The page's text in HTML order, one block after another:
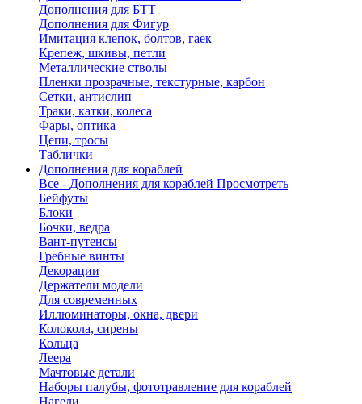
Дополнения для БТТ
Дополнения для Фигур
Имитация клепок, болтов, гаек
Крепеж, шкивы, петли
Металлические стволы
Пленки прозрачные, текстурные, карбон
Сетки, антислип
Траки, катки, колеса
Фары, оптика
Цепи, тросы
Таблички
Дополнения для кораблей
Все - Дополнения для кораблей Просмотреть
Бейфуты
Блоки
Бочки, ведра
Вант-путенсы
Гребные винты
Декорации
Держатели модели
Для современных
Иллюминаторы, окна, двери
Колокола, сирены
Кольца
Леера
Мачтовые детали
Наборы палубы, фототравление для кораблей
Нагели